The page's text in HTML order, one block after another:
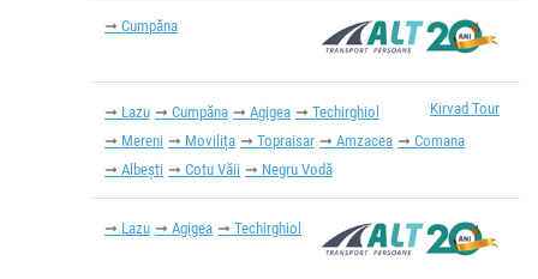
Cumpăna
Kirvad Tour
Lazu Cumpăna Agigea
Techirghiol
Mereni
Movilița Topraisar Amzacea
Comana
Albești
Cotu Văii Negru Vodă
Lazu Agigea Techirghiol